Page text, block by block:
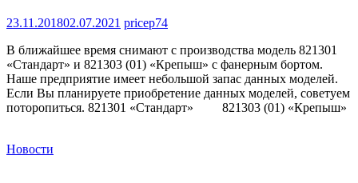
23.11.201802.07.2021 pricep74
В ближайшее время снимают с производства модель 821301
«Стандарт» и 821303 (01) «Крепыш» с фанерным бортом.
Наше предприятие имеет небольшой запас данных моделей.
Если Вы планируете приобретение данных моделей, советуем
поторопиться. 821301 «Стандарт» 821303 (01) «Крепыш»
Новости